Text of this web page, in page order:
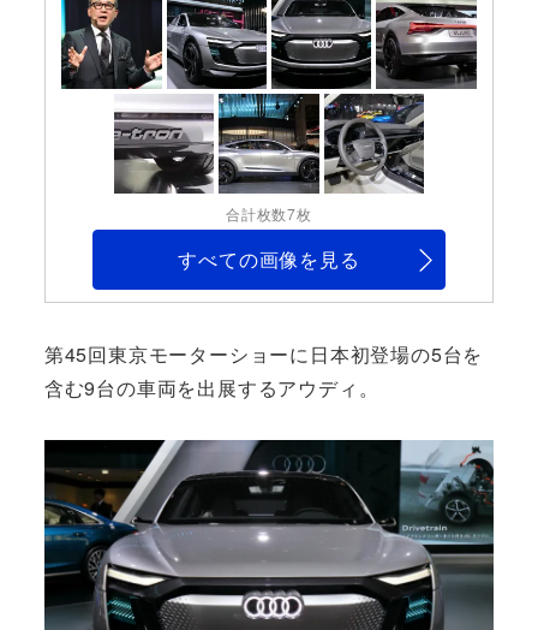
合計枚数7枚
すべての画像を見る
第45回東京モーターショーに日本初登場の5台を
含む9台の車両を出展するアウディ。